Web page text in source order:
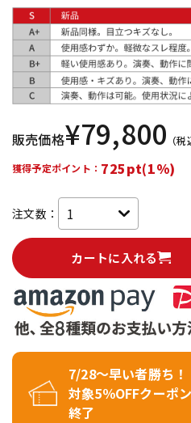
中古
販売価格¥79,800 （税
獲得予定ポイント： 725pt(1%)
注文数：
カートに入れる
7/28～早い者勝ち
対象5％OFFクーポ
終了